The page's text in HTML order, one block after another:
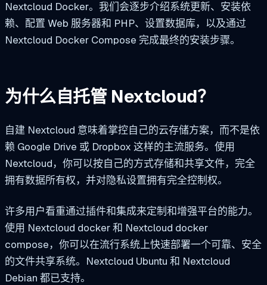
Nextcloud Docker。我们会逐步介绍系统更新、安装依
赖、配置 Web 服务器和 PHP、设置数据库，以及通过
Nextcloud Docker Compose 完成最终的安装步骤。
为什么自托管 Nextcloud？
自建 Nextcloud 意味着掌控自己的云存储方案，而不是依
赖 Google Drive 或 Dropbox 这样的主流服务。使用
Nextcloud，你可以按自己的方式存储和共享文件，完全
拥有数据所有权，并对隐私设置拥有完全控制权。
许多用户看重通过插件和集成来定制和增强平台的能力。
使用 Nextcloud docker 和 Nextcloud docker
compose，你可以在流行系统上快速部署一个可靠、安全
的文件共享系统。Nextcloud Ubuntu 和 Nextcloud
Debian 都已支持。